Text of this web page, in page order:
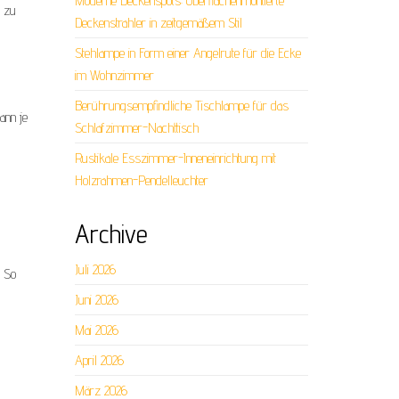
zu
je
Deckenstrahler in zeitgemäßem Stil
Stehlampe in Form einer Angelrute für die Ecke
im Wohnzimmer
Berührungsempfindliche Tischlampe für das
Schlafzimmer-Nachttisch
Rustikale Esszimmer-Inneneinrichtung mit
Holzrahmen-Pendelleuchter
Archive
Juli 2026
Juni 2026
Mai 2026
April 2026
März 2026